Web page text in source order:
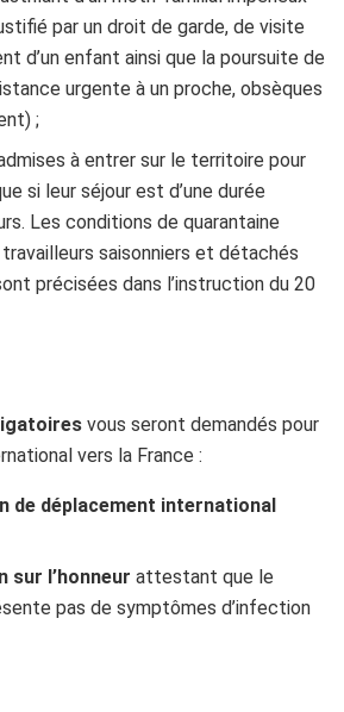
par un droit de garde, de visite
d’un enfant ainsi que la poursuite de
urgente à un proche, obsèques
;
à entrer sur le territoire pour
si leur séjour est d’une durée
Les conditions de quarantaine
saisonniers et détachés
précisées dans l’instruction du 20
vous seront demandés pour
vers la France :
de déplacement international
sur l’honneur attestant que le
pas de symptômes d’infection